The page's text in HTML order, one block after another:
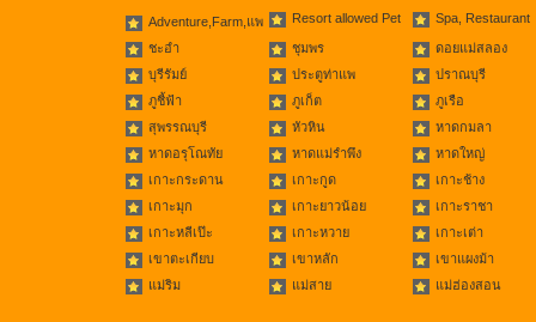
Adventure,Farm,แพ Resort allowed Pet Spa, Restaurant
ชะอำ ชุมพร
ดอยแม่สลอง
บุรีรัมย์
ประตูท่าแพ
ปราณบุรี
ภูชี้ฟ้า
ภูเก็ต
ภูเรือ
สุพรรณบุรี
หัวหิน
หาดกมลา
หาดอรุโณทัย
หาดแม่รำพึง
หาดใหญ่
เกาะกระดาน
เกาะกูด
เกาะช้าง
เกาะมุก
เกาะยาวน้อย
เกาะราชา
เกาะหลีเป๊ะ
เกาะหวาย
เกาะเต่า
เขาตะเกียบ
เขาหลัก
เขาแผงม้า
แม่ริม
แม่สาย แม่ฮ่องสอน